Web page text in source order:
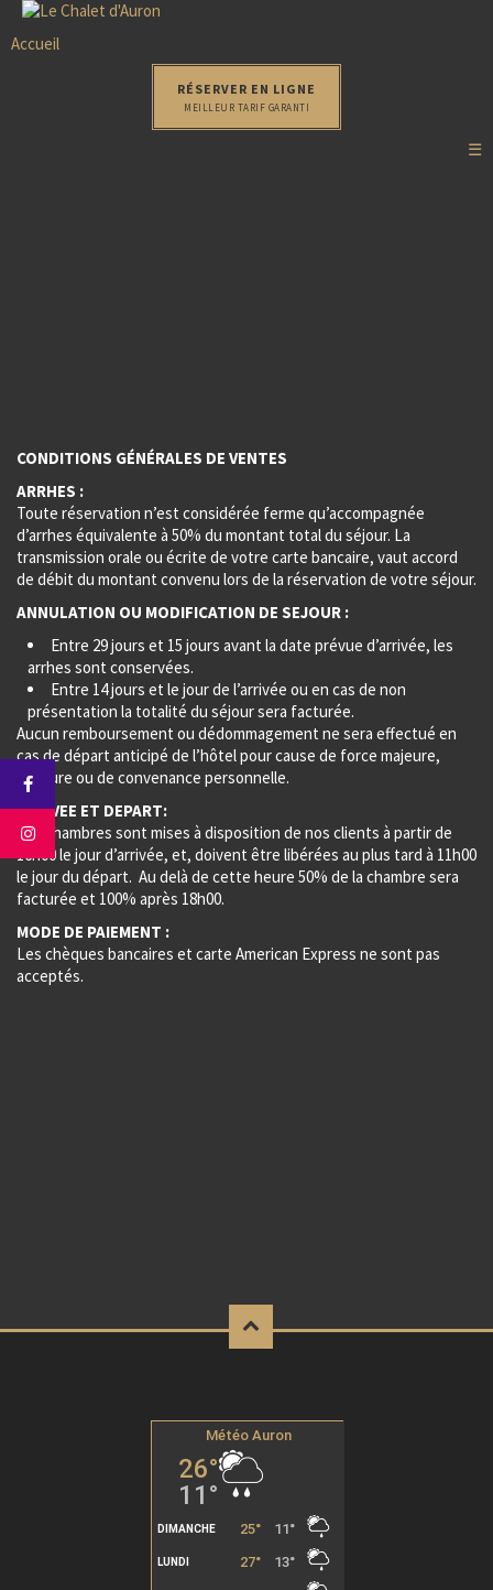
Accueil
RÉSERVER EN LIGNE
MEILLEUR TARIF GARANTI
☰
CONDITIONS GÉNÉRALES DE VENTES
ARRHES :
Toute réservation n’est considérée ferme qu’accompagnée
d’arrhes équivalente à 50% du montant total du séjour. La
transmission orale ou écrite de votre carte bancaire, vaut accord
de débit du montant convenu lors de la réservation de votre séjour.
ANNULATION OU MODIFICATION DE SEJOUR :
Entre 29 jours et 15 jours avant la date prévue d’arrivée, les
arrhes sont conservées.
Entre 14 jours et le jour de l’arrivée ou en cas de non
présentation la totalité du séjour sera facturée.
Aucun remboursement ou dédommagement ne sera effectué en
cas de départ anticipé de l’hôtel pour cause de force majeure,
mineure ou de convenance personnelle.
ARRIVEE ET DEPART:
Les chambres sont mises à disposition de nos clients à partir de
16h00 le jour d’arrivée, et, doivent être libérées au plus tard à 11h00
le jour du départ. Au delà de cette heure 50% de la chambre sera
facturée et 100% après 18h00.
MODE DE PAIEMENT :
Les chèques bancaires et carte American Express ne sont pas
acceptés.